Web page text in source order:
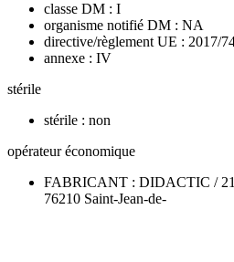
classe DM : I
organisme notifié DM : NA
directive/règlement UE : 2017/
annexe : IV
stérile
stérile : non
opérateur économique
FABRICANT : DIDACTIC /
76210 Saint-Jean-de-